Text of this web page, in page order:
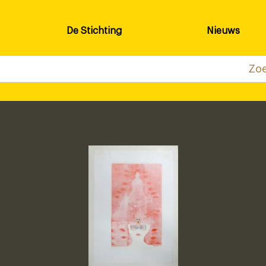
De Stichting Nieuws